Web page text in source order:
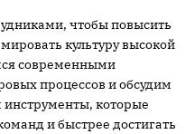
чтобы повысить
культуру высокой
современными
процессов и обсудим
которые
и быстрее достигать